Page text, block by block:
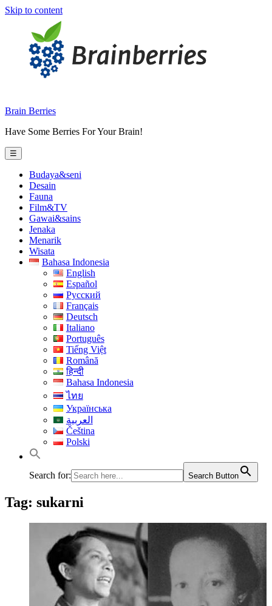
Skip to content
Brain Berries
Have Some Berries For Your Brain!
☰
Budaya&seni
Desain
Fauna
Film&TV
Gawai&sains
Jenaka
Menarik
Wisata
Bahasa Indonesia
English
Español
Русский
Français
Deutsch
Italiano
Português
Tiếng Việt
Română
हिन्दी
Bahasa Indonesia
ไทย
Українська
العربية
Čeština
Polski
Search for: Search Button
Tag: sukarni